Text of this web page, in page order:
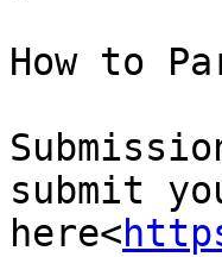
How to
submit
here<